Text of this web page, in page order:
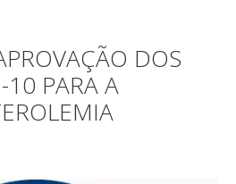
DOS
10 PARA A